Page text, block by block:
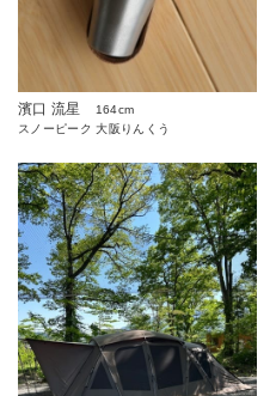
濱口 流星
164cm
スノーピーク 大阪りんくう